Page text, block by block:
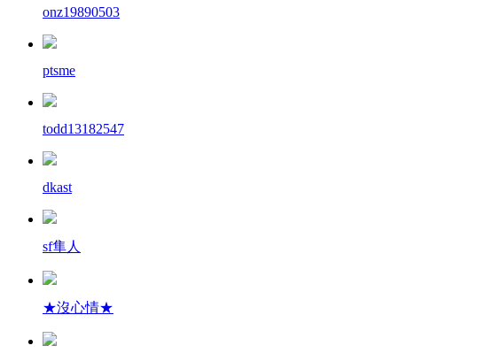
onz19890503
ptsme
todd13182547
dkast
sf隼人
★沒心情★